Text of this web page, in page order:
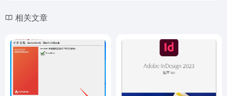
相关文章